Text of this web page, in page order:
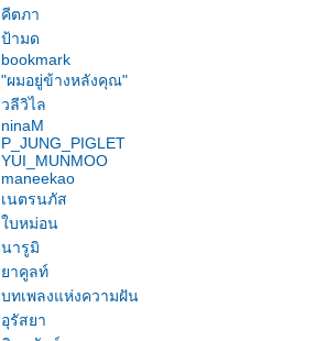
คีตภา
ป้ามด
bookmark
"ผมอยู่ข้างหลังคุณ"
วลีวิไล
ninaM
P_JUNG_PIGLET
YUI_MUNMOO
maneekao
เนตรนภัส
บหม่อน
นารูมิ
าคูลท์
บทเพลงแห่งความฝัน
อุรัสยา